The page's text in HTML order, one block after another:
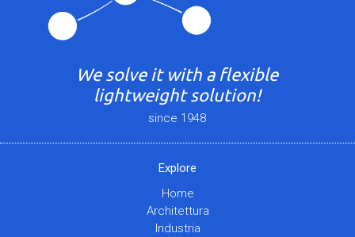
We solve it with a flexible
lightweight solution!
since 1948
Explore
Home
Architettura
Industria